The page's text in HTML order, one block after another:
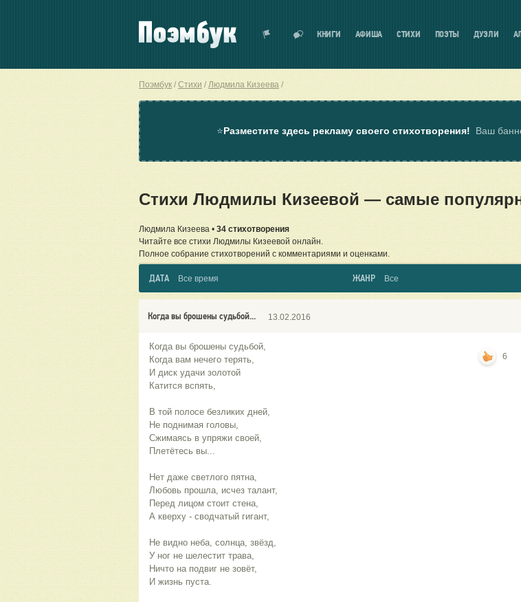
КНИГИ АФИША СТИХИ ПОЭТЫ ДУЭЛИ
Поэмбук Стихи Людмила Кизеева
⭐Разместите здесь рекламу своего стихотворения! Ваш
Стихи Людмилы Кизеевой — самые
Людмила Кизеева • 34 стихотворения
Читайте все стихи Людмилы Кизеевой онлайн.
Полное собрание стихотворений с комментариями и оценками.
ДАТА Все время ЖАНР Все
Когда вы брошены судьбой... 13.02.2016
Когда вы брошены судьбой,
Когда вам нечего терять,
И диск удачи золотой
Катится вспять,
В той полосе безликих дней,
Не поднимая головы,
Сжимаясь в упряжи своей,
Плетётесь вы...
Нет даже светлого пятна,
Любовь прошла, исчез талант,
Перед лицом стоит стена,
А кверху - сводчатый гигант,
Не видно неба, солнца, звёзд,
У ног не шелестит трава,
Ничто на подвиг не зовёт,
И жизнь пуста.
6